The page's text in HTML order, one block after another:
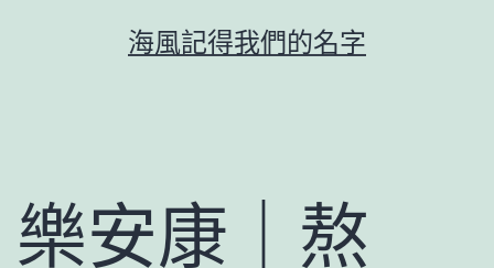
海風記得我們的名字
樂安康｜熬